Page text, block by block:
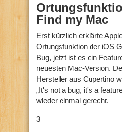
Find my Mac
Erst kürzlich erklärte
Ortungsfunktion der iOS
Bug, jetzt ist es ein
neuesten Mac-Version.
Hersteller aus Cupertino
„It's not a bug, it's a
wieder einmal gerecht.
3